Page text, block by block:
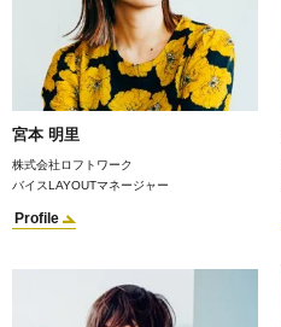
宮本 明里
株式会社ロフトワーク
バイスLAYOUTマネージャー
Profile